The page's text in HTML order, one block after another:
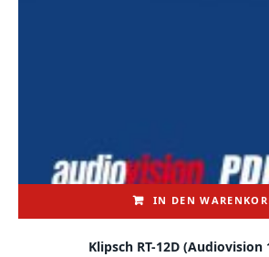
IN DEN
Klipsch RT-12D (audiovision